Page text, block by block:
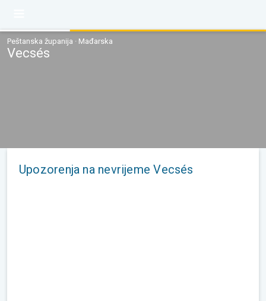
Peštanska županija · Mađarska
Vecsés
Upozorenja na nevrijeme Vecsés